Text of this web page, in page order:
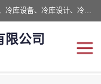
四川美柯冷冻库安装工程有限公司一家以冷库机组、冷库设备、冷库设计、冷冻库设备销售、冷库安装、冻库安装价格及技术服务为一体的综合企业，咨询热线：同等设备材料优惠10% 。公司各种类型安装组合式冷库、冷冻库、冷藏库、气调保鲜库、并提供成套设备供应、安装与调试、维护与维修、技术咨询、操作维修人员技术培训等
限公司